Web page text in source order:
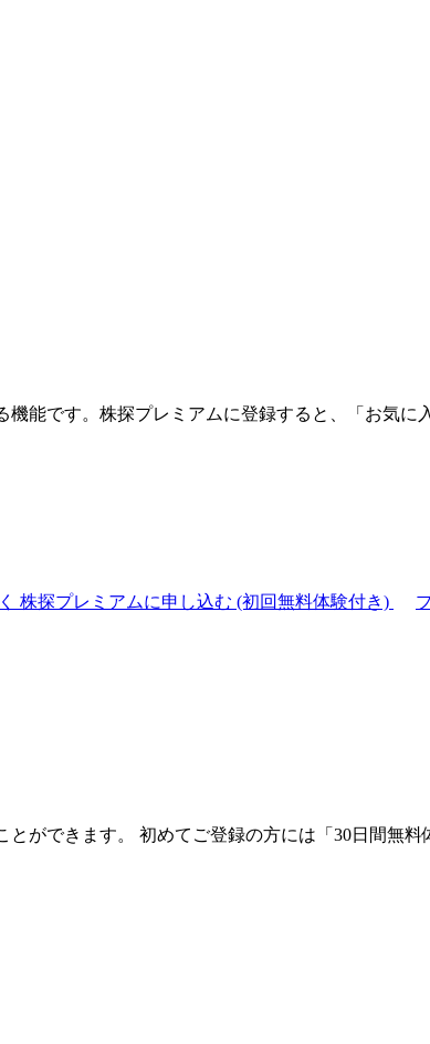
機能です。 株探プレミアムに登録すると、「お気に
株探プレミアムに申し込む (初回無料体験付き)
ができます。 初めてご登録の方には「30日間無料